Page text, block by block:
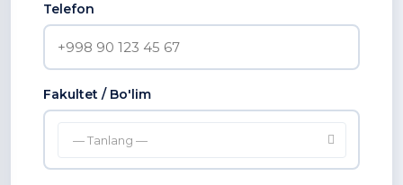
Telefon
Fakultet / Bo'lim
— Tanlang —